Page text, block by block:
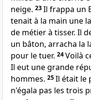
neige. 23Il frappa un
tenait à la main une
de métier à tisser. Il
un bâton, arracha la
pour le tuer. 24Voilà
Il eut une grande
hommes. 25Il était le
n'égala pas les trois